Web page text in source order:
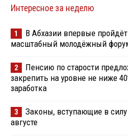
Интересное за неделю
1
В Абхазии впервые пройдёт
масштабный молодёжный
2
Пенсию по старости
закрепить на уровне не ниже
заработка
3
Законы, вступающие в
августе